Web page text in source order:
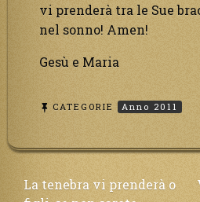
vi prenderà tra le Sue
nel sonno! Amen!
Gesù e Maria
CATEGORIE Anno 2011
Navigazione
La tenebra vi prenderà o